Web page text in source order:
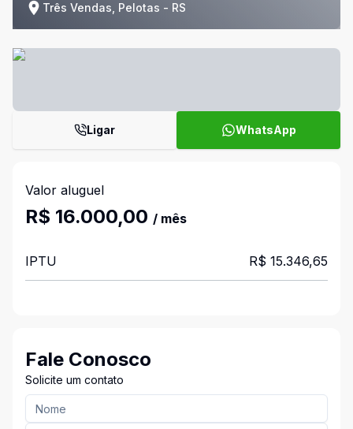
Três Vendas, Pelotas - RS
Ligar WhatsApp
Valor aluguel
R$ 16.000,00 / mês
IPTU R$ 15.346,65
Fale Conosco
Solicite um contato